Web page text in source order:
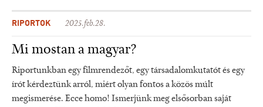
RIPORTOK 2025.feb.28.
Mi mostan a magyar?
Riportunkban egy filmrendezőt, egy társadalomkutatót és egy
írót kérdeztünk arról, miért olyan fontos a közös múlt
megismerése. Ecce homo! Ismerjünk meg elsősorban saját